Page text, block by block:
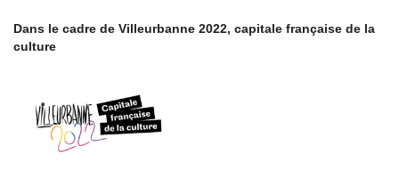
Dans le cadre de Villeurbanne 2022, capitale française de la
culture